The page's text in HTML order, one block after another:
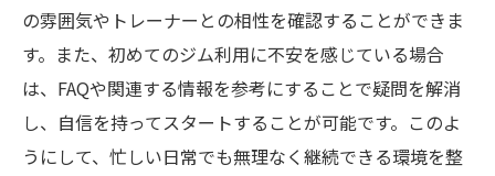
無理なく続けるための生活習慣改善法
健康的な体型を維持するための食事計画
パーソナルジムで得られる総合的なサポー
ト
の雰囲気やトレーナーとの相性を確認することができま
す。また、初めてのジム利用に不安を感じている場合
は、FAQや関連する情報を参考にすることで疑問を解消
し、自信を持ってスタートすることが可能です。このよ
うにして、忙しい日常でも無理なく継続できる環境を整